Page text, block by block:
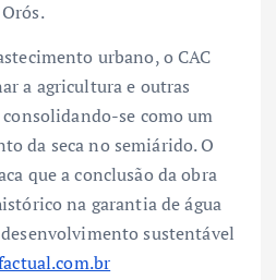
urbano, o CAC
a agricultura e outras
se como um
da seca no semiárido. O
que a conclusão da obra
na garantia de água
sustentável